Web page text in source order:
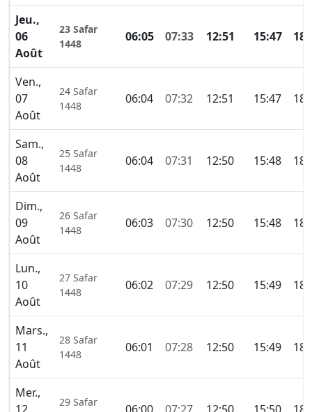
Jeu.,
06
Août
23 Safar
1448
06:05 07:33 12:51 15:47
Ven.,
07
Août
24 Safar
1448
06:04 07:32 12:51 15:47
Sam.,
08
Août
25 Safar
1448
06:04 07:31 12:50 15:48
Dim.,
09
Août
26 Safar
1448
06:03 07:30 12:50 15:48
Lun.,
10
Août
27 Safar
1448
06:02 07:29 12:50 15:49
Mars.,
11
Août
28 Safar
1448
06:01 07:28 12:50 15:49
Mer.,
29 Safar